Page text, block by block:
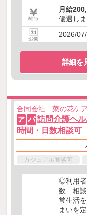
月給
優遇しま
2026/
詳細を
合同会社 菜の花ケ
ア パ 訪問介護ヘ
時間・日数相談可
カジュアル面談可
◎利用者
数 相談
常生活
まいを